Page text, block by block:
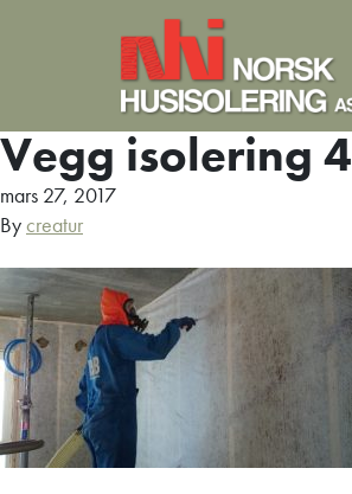
Vegg isolering 4
mars 27, 2017
Bycreatur